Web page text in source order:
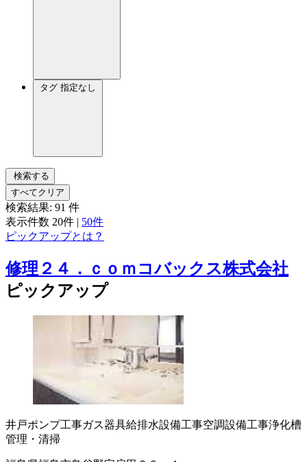
タグ 指定なし
検索する
すべてクリア
検索結果: 91 件
表示件数 20件 | 50件
ピックアップとは？
修理２４．ｃｏｍコバックス株式会社
ピックアップ
井戸ポンプ工事ガス器具給排水設備工事空調設備工事浄化槽
管理・清掃